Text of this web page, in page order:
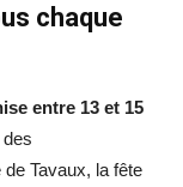
chaque
entre 13 et 15
Tavaux, la fête